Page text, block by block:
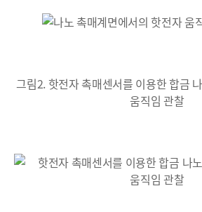
그림2. 핫전자 촉매센서를 이용한 합금
움직임 관찰